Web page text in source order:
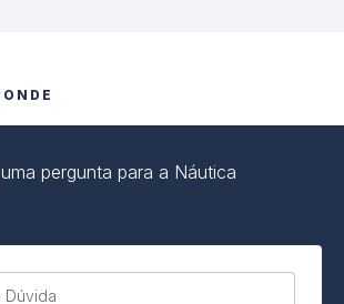
pergunta para a Náutica
Dúvida